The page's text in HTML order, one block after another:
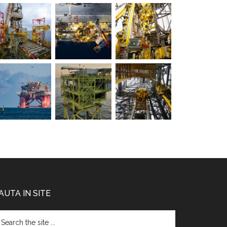
IN SITE